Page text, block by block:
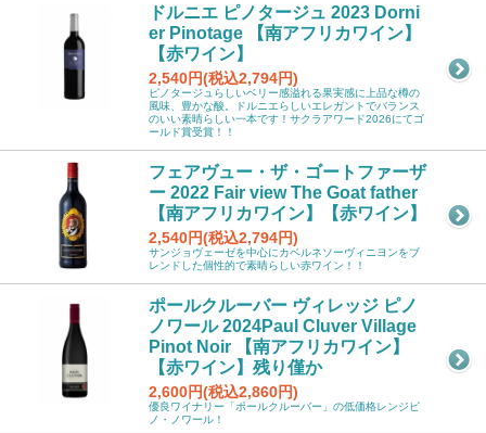
ドルニエ ピノタージュ 2023 Dorni
er Pinotage 【南アフリカワイン】
【赤ワイン】
2,540円(税込2,794円)
ピノタージュらしいベリー感溢れる果実感に上品な樽の
風味、豊かな酸。ドルニエらしいエレガントでバランス
のいい素晴らしい一本です！サクラアワード2026にてゴ
ールド賞受賞！！
フェアヴュー・ザ・ゴートファーザ
ー 2022 Fair view The Goat father
【南アフリカワイン】【赤ワイン】
2,540円(税込2,794円)
サンジョヴェーゼを中心にカベルネソーヴィニヨンをブ
レンドした個性的で素晴らしい赤ワイン！！
ポールクルーバー ヴィレッジ ピノ
ノワール 2024Paul Cluver Village
Pinot Noir 【南アフリカワイン】
【赤ワイン】残り僅か
2,600円(税込2,860円)
優良ワイナリー「ポールクルーバー」の低価格レンジピ
ノ・ノワール！